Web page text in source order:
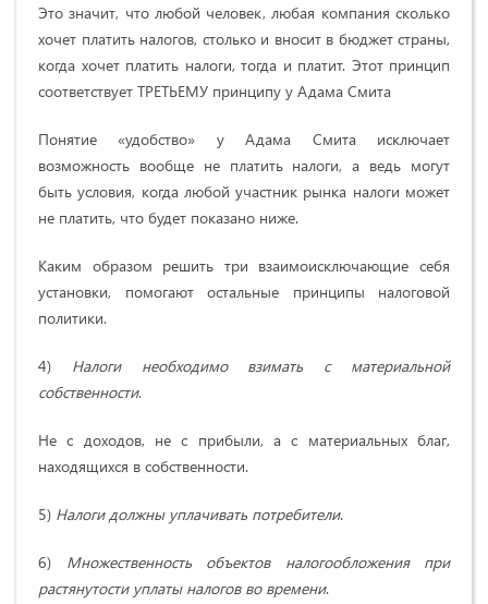
Это значит, что любой человек, любая компания сколько
хочет платить налогов, столько и вносит в бюджет страны,
когда хочет платить налоги, тогда и платит. Этот принцип
соответствует ТРЕТЬЕМУ принципу у Адама Смита
Понятие «удобство» у Адама Смита исключает
возможность вообще не платить налоги, а ведь могут
быть условия, когда любой участник рынка налоги может
не платить, что будет показано ниже.
Каким образом решить три взаимоисключающие себя
установки, помогают остальные принципы налоговой
политики.
4) Налоги необходимо взимать с материальной
собственности.
Не с доходов, не с прибыли, а с материальных благ,
находящихся в собственности.
5) Налоги должны уплачивать потребители.
6) Множественность объектов налогообложения при
растянутости уплаты налогов во времени.